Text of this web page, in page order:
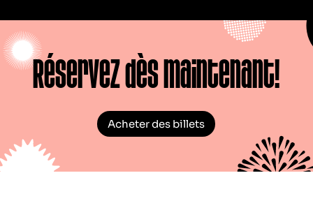
Réservez dès maintenant!
Acheter des billets